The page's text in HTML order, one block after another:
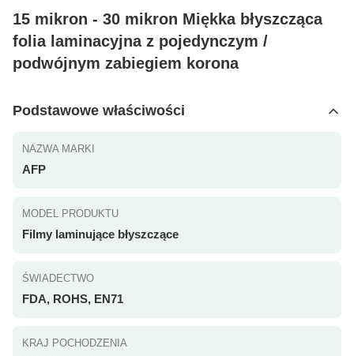
15 mikron - 30 mikron Miękka błyszcząca
folia laminacyjna z pojedynczym /
podwójnym zabiegiem korona
Podstawowe właściwości
NAZWA MARKI
AFP
MODEL PRODUKTU
Filmy laminujące błyszczące
ŚWIADECTWO
FDA, ROHS, EN71
KRAJ POCHODZENIA